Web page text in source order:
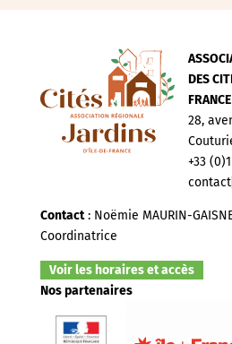
DES
FRANCE
28,
+33
Contact: Noëmie MAURIN-
Coordinatrice
Voir les horaires et accès
Nos partenaires